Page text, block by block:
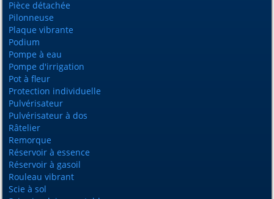
Pièce détachée
Pilonneuse
Plaque vibrante
Podium
Pompe à eau
Pompe d'irrigation
Pot à fleur
Protection individuelle
Pulvérisateur
Pulvérisateur à dos
Râtelier
Remorque
Réservoir à essence
Réservoir à gasoil
Rouleau vibrant
Scie à sol